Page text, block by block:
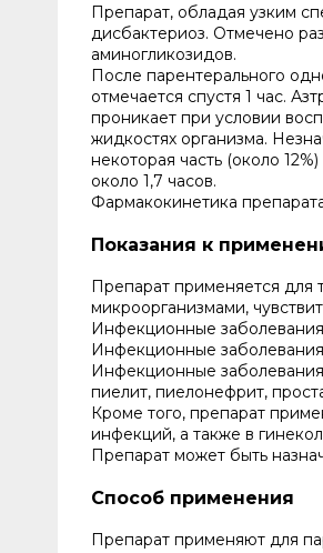
Препарат, обладая узким
дисбактериоз. Отмечено
аминогликозидов.
После парентерального
отмечается спустя 1 час.
проникает при условии
жидкостях организма.
некоторая часть (около
около 1,7 часов.
Фармакокинетика
Показания к
Препарат применяется для
микроорганизмами,
Инфекционные
Инфекционные
Инфекционные
пиелит, пиелонефрит,
Кроме того, препарат
инфекций, а также в
Препарат может быть
Способ применения
Препарат применяют для